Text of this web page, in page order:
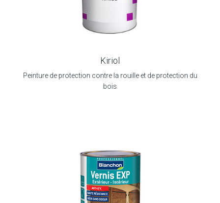
Kiriol
Peinture de protection contre la rouille et de protection du
bois